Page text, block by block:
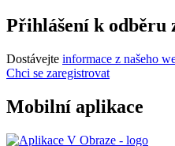
Přihlášení k odběru
Dostávejte informace z našeho
Chci se zaregistrovat
Mobilní aplikace